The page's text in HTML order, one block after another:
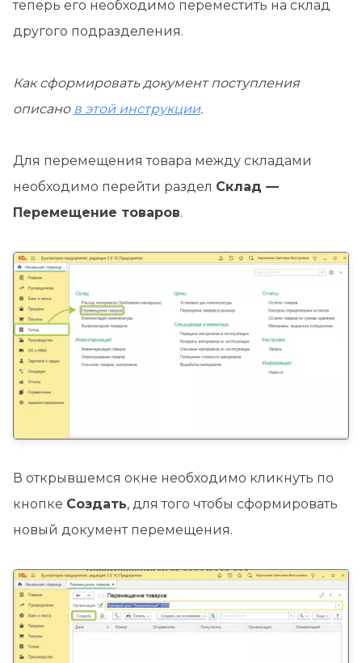
теперь его необходимо переместить на склад
другого подразделения.
Как сформировать документ поступления
описано в этой инструкции.
Для перемещения товара между складами
необходимо перейти раздел Склад —
Перемещение товаров.
В открывшемся окне необходимо кликнуть по
кнопке Создать, для того чтобы сформировать
новый документ перемещения.